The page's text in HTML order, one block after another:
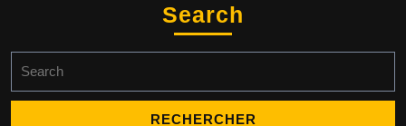
Search
for: